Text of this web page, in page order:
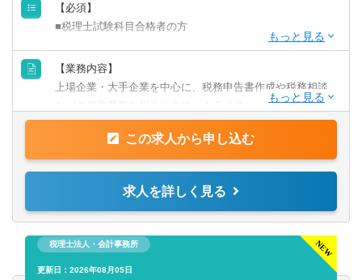
【必須】
■税理士試験科目合格者の方
【歓迎】
■監査法人にて実務経験のある方
■事業会社経理にて実務経験のある方
【業務内容】
上場企業・大手企業を中心に、税務申告書作成や税務相談
などの税務業務を担当します。クライアントに寄り添いな
がら、幅広い税務経験を積むことができます。
【業務詳細】
■各種税務申告書作成
■年末調整、確定申告業務
■法人設立に関する手続き及び届出
■税務デューデリジェンス
■税務相談、コンサルティング業務（連結納税や組織再編
この求人から申し込む
求人を詳しく見る
税理士法人・会計事務所
更新日：2026年08月05日